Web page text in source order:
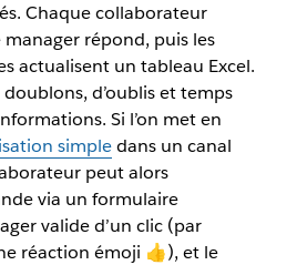
Chaque collaborateur
répond, puis les
actualisent un tableau Excel.
d’oublis et temps
Si l’on met en
simpledans un canal
peut alors
via un formulaire
valide d’un clic (par
réaction émoji 👍), et le